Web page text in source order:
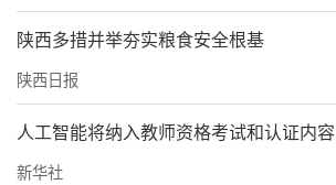
陕西多措并举夯实粮食安全根基
陕西日报
人工智能将纳入教师资格考试和认证内容
新华社